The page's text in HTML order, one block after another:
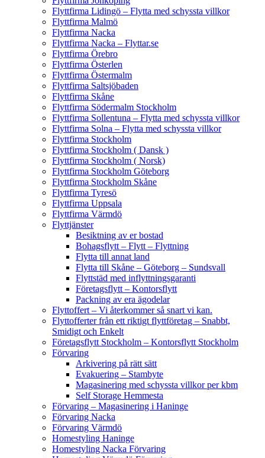
Flyttfirma Lidingö – Flytta med schyssta villkor
Flyttfirma Malmö
Flyttfirma Nacka
Flyttfirma Nacka – Flyttar.se
Flyttfirma Örebro
Flyttfirma Österlen
Flyttfirma Östermalm
Flyttfirma Saltsjöbaden
Flyttfirma Skåne
Flyttfirma Södermalm Stockholm
Flyttfirma Sollentuna – Flytta med schyssta villkor
Flyttfirma Solna – Flytta med schyssta villkor
Flyttfirma Stockholm
Flyttfirma Stockholm ( Dansk )
Flyttfirma Stockholm ( Norsk)
Flyttfirma Stockholm Göteborg
Flyttfirma Stockholm Skåne
Flyttfirma Tyresö
Flyttfirma Uppsala
Flyttfirma Värmdö
Flyttjänster
Besiktning av er bostad
Bohagsflytt – Flytt – Flyttning
Flytta till annat land
Flytta till Skåne – Göteborg – Sundsvall
Flyttstäd med inflyttningsgaranti
Företagsflytt – Kontorsflytt
Packning av era ägodelar
Flyttoffert – Vi återkommer så snart vi kan.
Flyttofferter från ett riktigt flyttföretag – Snabbt,
Smidigt och Enkelt
Företagsflytt Stockholm – Kontorsflytt Stockholm
Förvaring
Arkivering på rätt sätt
Evakuering – Stambyte
Magasinering med schyssta villkor per kbm
Self Storage Hemmesta
Förvaring – Magasinering i Haninge
Förvaring Nacka
Förvaring Värmdö
Homestyling Haninge
Homestyling Nacka Förvaring